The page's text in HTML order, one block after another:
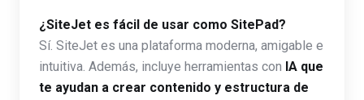
¿SiteJet es fácil de usar como SitePad?
Sí. SiteJet es una plataforma moderna, amigable e
intuitiva. Además, incluye herramientas con IA que
te ayudan a crear contenido y estructura de